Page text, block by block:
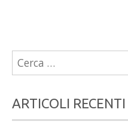
Ricerca
per:
ARTICOLI RECENTI